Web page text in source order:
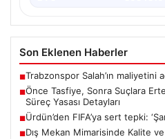
Son Eklenen Haberler
■Trabzonspor Salah’ın maliyetini
■Önce Tasfiye, Sonra Suçlara
Süreç Yasası Detayları
■Ürdün’den FIFA’ya sert tepki:
■Dış Mekan Mimarisinde Kalite ve